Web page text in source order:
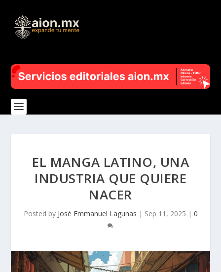
EL MANGA LATINO, UNA
INDUSTRIA QUE QUIERE
NACER
Posted by José Emmanuel Lagunas | Sep 11, 2025 | 0